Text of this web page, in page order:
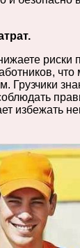
риски
что
Грузчики
избежать